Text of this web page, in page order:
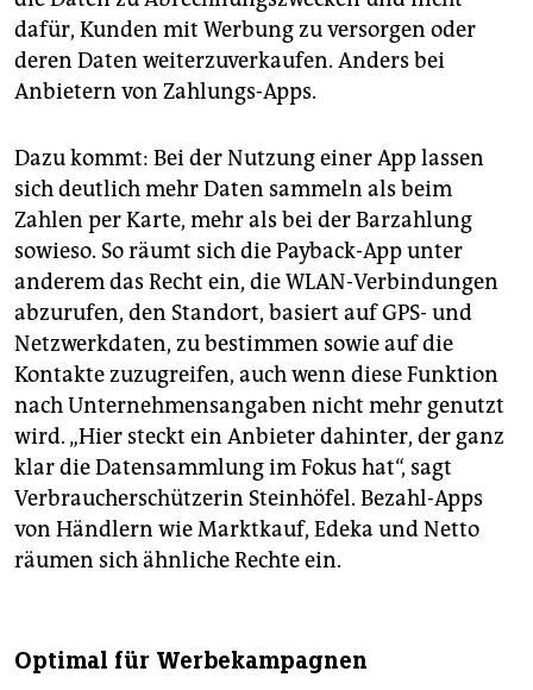
dafür, Kunden mit Werbung zu versorgen oder
deren Daten weiterzuverkaufen. Anders bei
Anbietern von Zahlungs-Apps.
Dazu kommt: Bei der Nutzung einer App lassen
sich deutlich mehr Daten sammeln als beim
Zahlen per Karte, mehr als bei der Barzahlung
sowieso. So räumt sich die Payback-App unter
anderem das Recht ein, die WLAN-Verbindungen
abzurufen, den Standort, basiert auf GPS- und
Netzwerkdaten, zu bestimmen sowie auf die
Kontakte zuzugreifen, auch wenn diese Funktion
nach Unternehmensangaben nicht mehr genutzt
wird. „Hier steckt ein Anbieter dahinter, der ganz
klar die Datensammlung im Fokus hat“, sagt
Verbraucherschützerin Steinhöfel. Bezahl-Apps
von Händlern wie Marktkauf, Edeka und Netto
räumen sich ähnliche Rechte ein.
Optimal für Werbekampagnen